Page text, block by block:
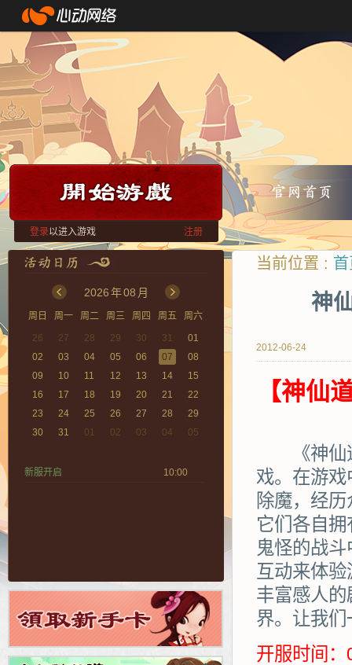
登录以进入游戏 注册
2026年08 月
周日 周一 周二 周三 周四 周五
周六
26
27 28 29 30 31
01
02
03 04 05 06 07
08
09
10 11 12 13 14
15
16
17 18 19 20 21
22
23
24 25 26 27 28
29
30
31 01 02 03 04 05
新服开启 10:00
当前位置 :
神
2012-06-24
【神仙
《神仙道
戏。在游
除魔，经
它们各自
鬼怪的战
互动来体
丰富感人
界。让我们
开服时间